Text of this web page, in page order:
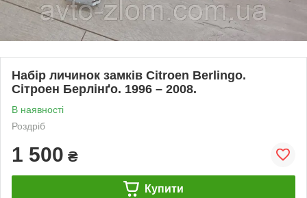
Набір личинок замків Citroen Berlingo.
Сітроен Берлінґо. 1996 – 2008.
В наявності
Роздріб
1 500 ₴
Купити